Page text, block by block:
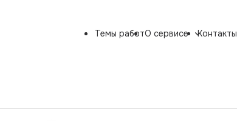
Темы работО сервисе Контакты